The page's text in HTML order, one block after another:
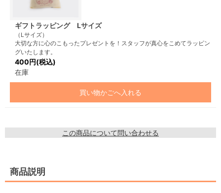
ギフトラッピング Lサイズ
（Lサイズ）
大切な方に心のこもったプレゼントを！スタッフが真心をこめてラッピン
グいたします。
400円(税込)
在庫
買い物かごへ入れる
この商品について問い合わせる
商品説明